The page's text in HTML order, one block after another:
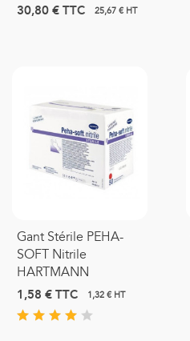
30,80 €TTC 25,67 € HT
Gant Stérile PEHA-
SOFT Nitrile
HARTMANN
1,58 €TTC 1,32 € HT